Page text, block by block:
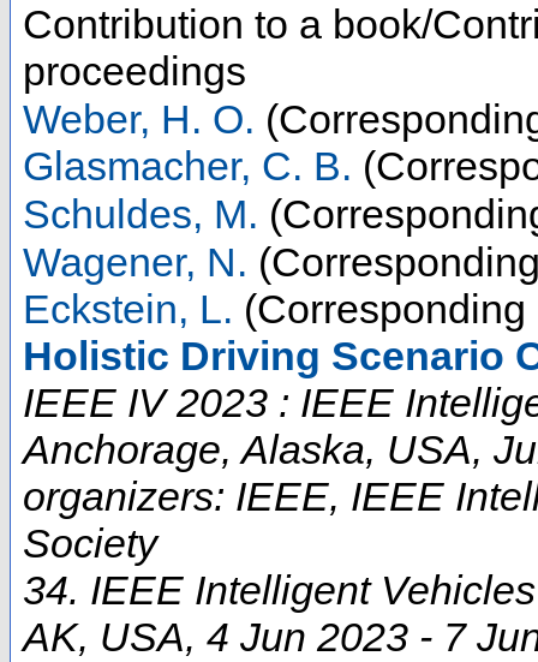
Contribution to a book/
proceedings
Weber, H. O.
Glasmacher, C. B.
Schuldes, M.
Wagener, N.
Eckstein, L. (Corresponding
Holistic Driving Scenario
IEEE IV 2023 : IEEE
Anchorage, Alaska, USA,
organizers: IEEE, IEEE
Society
34. IEEE Intelligent
AK, USA, 4 Jun 2023 - 7